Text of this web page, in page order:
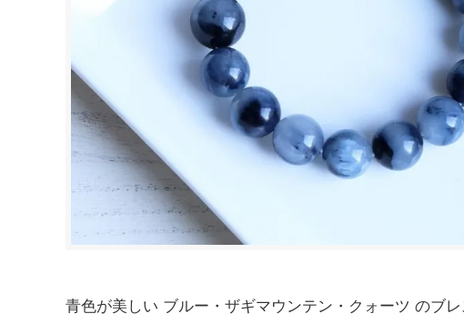
青色が美しい ブルー・ザギマウンテン・クォーツ のブ